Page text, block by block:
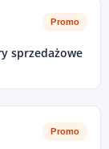
Promo
sprzedażowe
Promo